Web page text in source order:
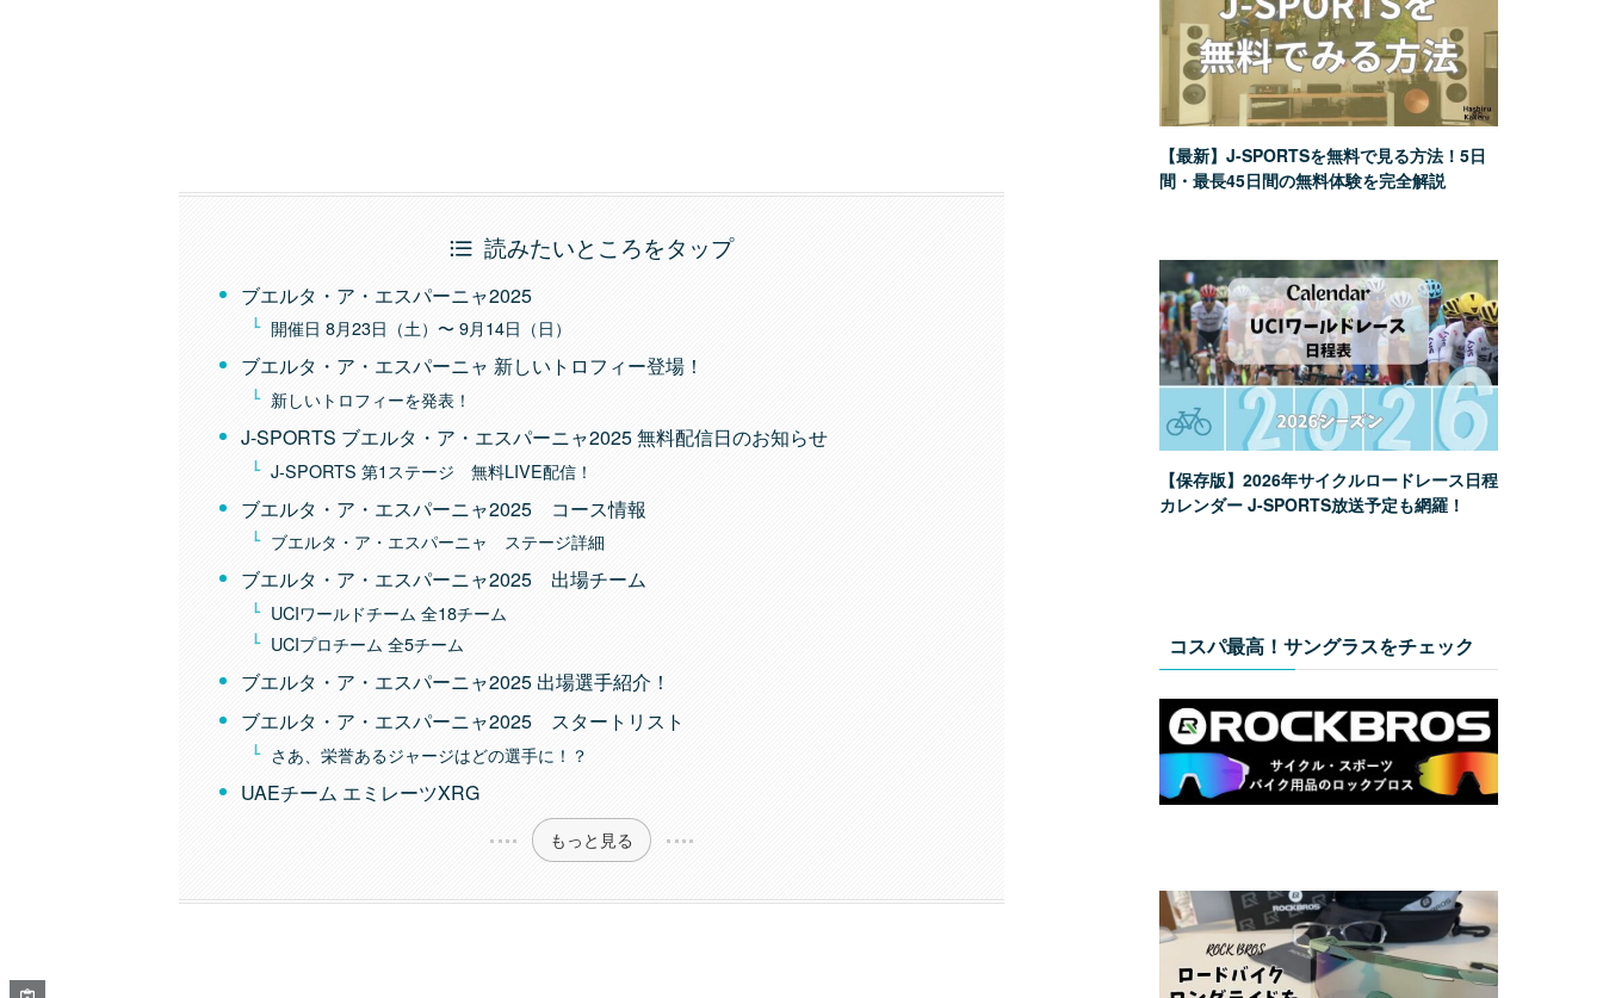
読みたいところをタップ
ブエルタ・ア・エスパーニャ2025
開催日 8月23日（土）〜 9月14日（日）
ブエルタ・ア・エスパーニャ 新しいトロフィー登場！
新しいトロフィーを発表！
J-SPORTS ブエルタ・ア・エスパーニャ2025 無料配信日のお知らせ
J-SPORTS 第1ステージ 無料LIVE配信！
ブエルタ・ア・エスパーニャ2025 コース情報
ブエルタ・ア・エスパーニャ ステージ詳細
ブエルタ・ア・エスパーニャ2025 出場チーム
UCIワールドチーム 全18チーム
UCIプロチーム 全5チーム
ブエルタ・ア・エスパーニャ2025 出場選手紹介！
ブエルタ・ア・エスパーニャ2025 スタートリスト
さあ、栄誉あるジャージはどの選手に！？
UAEチーム エミレーツXRG
もっと見る
【最新】J-SPORTSを無料で見る方法！5日
間・最長45日間の無料体験を完全解説
【保存版】2026年サイクルロードレース日程
カレンダー J-SPORTS放送予定も網羅！
コスパ最高！サングラスをチェック